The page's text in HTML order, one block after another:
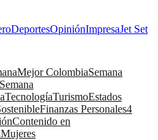
DeportesOpiniónImpresaJet Set
Mejor ColombiaSemana
Semana
TecnologíaTurismoEstados
Finanzas Personales4
Contenido en
Mujeres